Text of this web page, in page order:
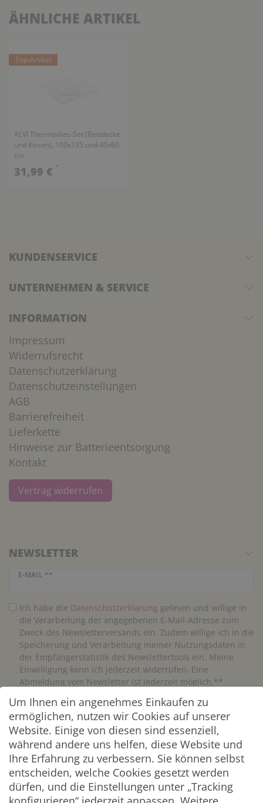
ÄHNLICHE ARTIKEL
Top-Artikel
ALVI Thermovlies-Set (Bettdecke
und Kissen), 100x135 und 40x60
cm
31,99 € *
KUNDENSERVICE
UNTERNEHMEN & SERVICE
INFORMATION
Impressum
Widerrufsrecht
Datenschutzerklärung
Datenschutzeinstellungen
AGB
Barrierefreiheit
Lieferkette
Hinweise zur Batterieentsorgung
Kontakt
Vertrag widerrufen
NEWSLETTER
E-MAIL **
Newsletter Honig
Ich habe die Daten­schutz­erklärung gelesen und willige in
die Verarbeitung der angegebenen E-Mail-Adresse zum
Zweck des Newsletterversands ein. Zudem willige ich in die
Speicherung und Verarbeitung meiner Nutzungsdaten in
der Empfängerstatistik des Newslettertools ein. Meine
Einwilligung kann ich jederzeit widerrufen. Eine
Abmeldung vom Newsletter ist jederzeit möglich.**
Abonnieren
** Hierbei handelt es sich um ein Pflichtfeld.
ZAHLUNG & VERSAND
Um Ihnen ein angenehmes Einkaufen zu
ermöglichen, nutzen wir Cookies auf unserer
Website. Einige von diesen sind essenziell,
während andere uns helfen, diese Website und
Ihre Erfahrung zu verbessern. Sie können selbst
entscheiden, welche Cookies gesetzt werden
dürfen, und die Einstellungen unter „Tracking